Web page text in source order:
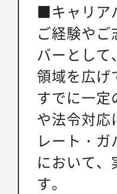
■キャリア
ご経験や
バーとして
領域を広げ
すでに一
や法令対応
レート・
において
す。